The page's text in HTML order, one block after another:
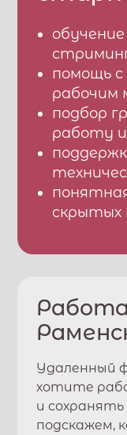
помощь с
рабочим
подбор
работу
Удаленный
хотите
и
подскажем,